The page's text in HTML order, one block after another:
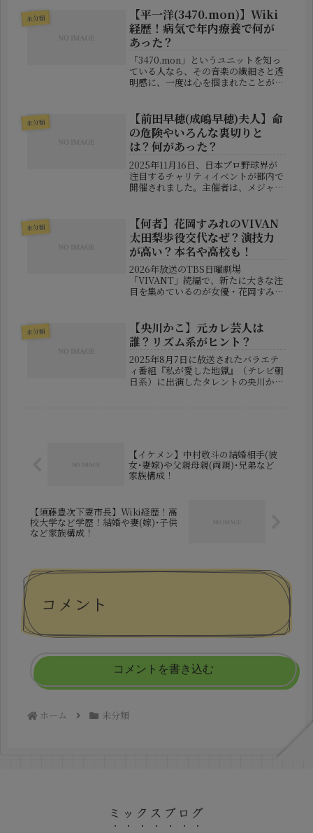
る姿勢が賛否を呼び、炎上の常連とい
われることもあります。そんな彼が、
2...
未分類
【平一洋(3470.mon)】Wiki
経歴！病気で年内療養で何が
あった？
「3470.mon」というユニットを知っ
ている人なら、その音楽の繊細さと透
明感に、一度は心を掴まれたことがあ
ひろ）さんです。そんな彼が、「しば
らくおやすみします」と年内の療...
未分類
【前田早穂(成嶋早穂)夫人】命
の危険やいろんな裏切りと
は？何があった？
2025年11月16日、日本プロ野球界が
注目するチャリティイベントが都内で
開催されました。主催者は、メジャー
ントで思わぬ注目を浴びたのが、彼の
妻である成嶋早穂（前田早穂）さん...
未分類
【何者】花岡すみれのVIVAN
太田梨歩役交代なぜ？演技力
が高い？本名や高校も！
2026年放送のTBS日曜劇場
「VIVANT」続編で、新たに大きな注
目を集めているのが女優・花岡すみれ
ウォーカー）役を花岡さんが務めるこ
とが発表されると、SNSでは「花岡
す...
未分類
【央川かこ】元カレ芸人は
誰？リズム系がヒント？
2025年8月7日に放送されたバラエテ
ィ番組『私が愛した地獄』（テレビ朝
日系）に出演したタレントの央川かこ
【イケメン】中村敬斗の結婚相手(彼
女･妻嫁)や父親母親(両親)･兄弟など
家族構成！
【須藤豊次下妻市長】Wiki経歴！高
校大学など学歴！結婚や妻(嫁)･子供
など家族構成！
コメント
コメントを書き込む
ホーム 未分類
ミックスブログ